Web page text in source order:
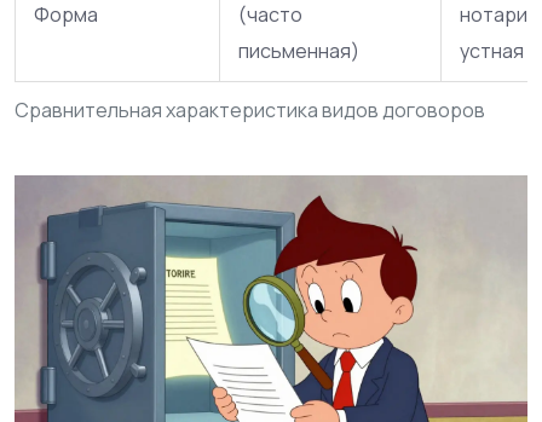
Сравнительная характеристика видов договоров
Форма
(часто
письменная)
устная